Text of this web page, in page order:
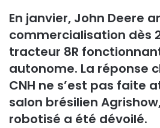
En janvier, John Deere
commercialisation dès
tracteur 8R
autonome. La réponse
CNH ne s’est pas faite
salon brésilien
robotisé a été dévoilé.